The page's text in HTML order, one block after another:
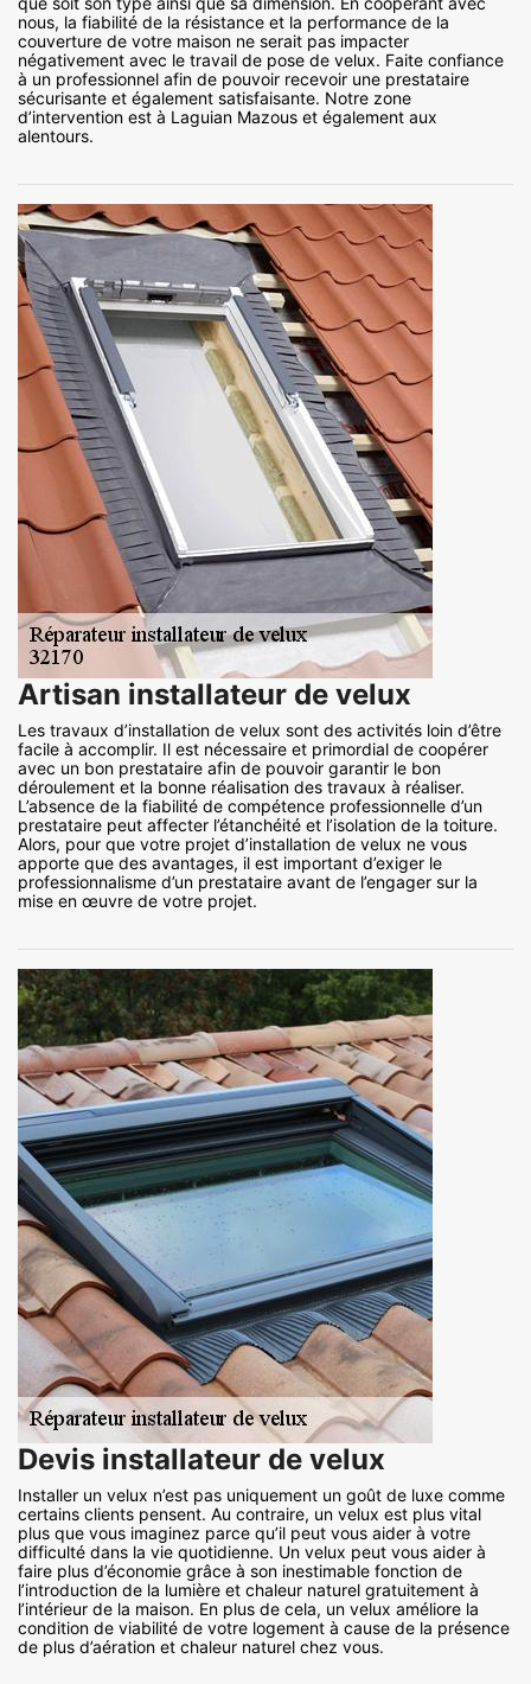
nous, la fiabilité de la résistance et la performance de la
couverture de votre maison ne serait pas impacter
négativement avec le travail de pose de velux. Faite confiance
à un professionnel afin de pouvoir recevoir une prestataire
sécurisante et également satisfaisante. Notre zone
d’intervention est à Laguian Mazous et également aux
alentours.
Artisan installateur de velux
Les travaux d’installation de velux sont des activités loin d’être
facile à accomplir. Il est nécessaire et primordial de coopérer
avec un bon prestataire afin de pouvoir garantir le bon
déroulement et la bonne réalisation des travaux à réaliser.
L’absence de la fiabilité de compétence professionnelle d’un
prestataire peut affecter l’étanchéité et l’isolation de la toiture.
Alors, pour que votre projet d’installation de velux ne vous
apporte que des avantages, il est important d’exiger le
professionnalisme d’un prestataire avant de l’engager sur la
mise en œuvre de votre projet.
Devis installateur de velux
Installer un velux n’est pas uniquement un goût de luxe comme
certains clients pensent. Au contraire, un velux est plus vital
plus que vous imaginez parce qu’il peut vous aider à votre
difficulté dans la vie quotidienne. Un velux peut vous aider à
faire plus d’économie grâce à son inestimable fonction de
l’introduction de la lumière et chaleur naturel gratuitement à
l’intérieur de la maison. En plus de cela, un velux améliore la
condition de viabilité de votre logement à cause de la présence
de plus d’aération et chaleur naturel chez vous.